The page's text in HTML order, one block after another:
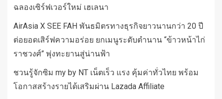
ฉลองเซิร์ฟเวอร์ใหม่ เฮเลนา
AirAsia X SEE FAH พันธมิตรทางธุรกิจยาวนานกว่า 20 ปี
ต่อยอดเสิร์ฟความอร่อย ยกเมนูระดับตำนาน “ข้าวหน้าไก่
ราชวงศ์” พุ่งทะยานสู่น่านฟ้า
ชวนรู้จักซิม my by NT เน็ตเร็ว แรง คุ้มค่าทั่วไทย พร้อม
โอกาสสร้างรายได้เสริมผ่าน Lazada Affiliate